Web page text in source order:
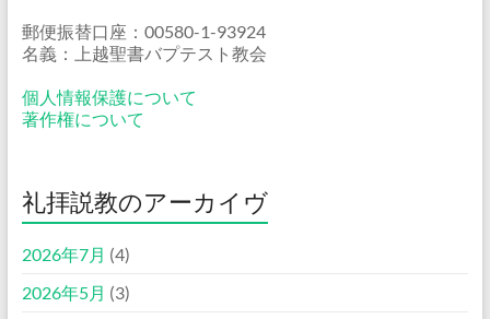
郵便振替口座：00580-1-93924
名義：上越聖書バプテスト教会
個人情報保護について
著作権について
礼拝説教のアーカイヴ
2026年7月 (4)
2026年5月 (3)